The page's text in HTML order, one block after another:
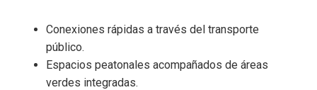
Conexiones rápidas a través del transporte
público.
Espacios peatonales acompañados de áreas
verdes integradas.